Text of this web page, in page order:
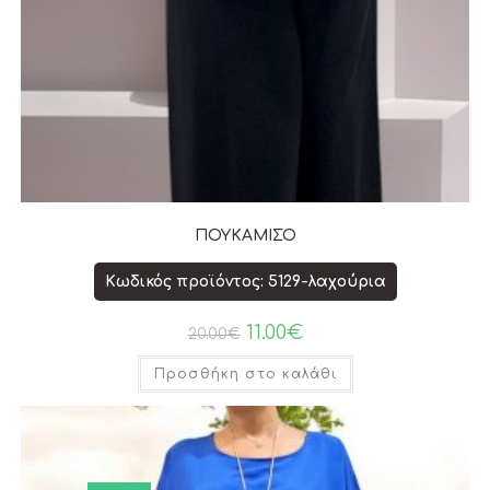
ΠΟΥΚΑΜΙΣΟ
Κωδικός προϊόντος: 5129-λαχούρια
20.00€ 11.00€
Προσθήκη στο καλάθι